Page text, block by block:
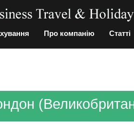
Про компанію Статті